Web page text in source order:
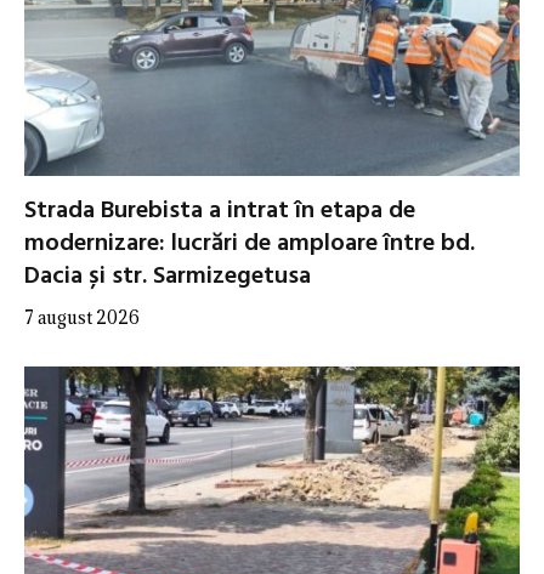
Strada Burebista a intrat în etapa de
modernizare: lucrări de amploare între bd.
Dacia și str. Sarmizegetusa
7 august 2026